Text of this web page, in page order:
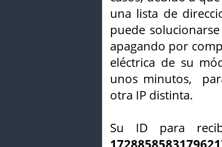
una lista de
puede
apagando por
eléctrica de su
unos minutos,
otra IP distinta.
Su ID para